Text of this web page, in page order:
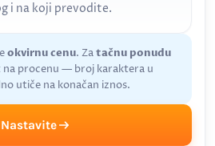
i na koji prevodite.
okvirnu cenu. Zatačnu ponudu
na procenu — broj karaktera u
utiče na konačan iznos.
Nastavite